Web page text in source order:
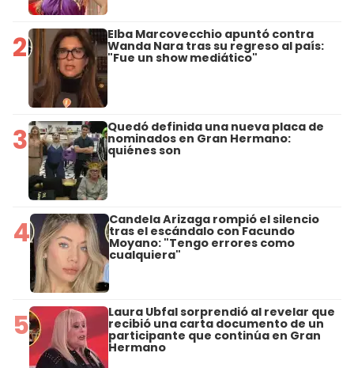
2 Elba Marcovecchio apuntó contra
Wanda Nara tras su regreso al país:
"Fue un show mediático"
3 Quedó definida una nueva placa de
nominados en Gran Hermano:
quiénes son
4 Candela Arizaga rompió el silencio
tras el escándalo con Facundo
Moyano: "Tengo errores como
cualquiera"
5 Laura Ubfal sorprendió al revelar que
recibió una carta documento de un
participante que continúa en Gran
Hermano